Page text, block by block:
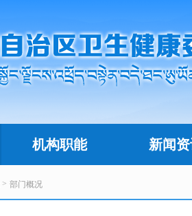
机构职能 新闻
> 部门概况